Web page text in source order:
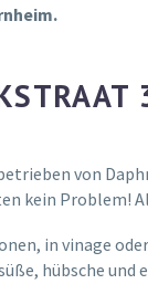
von
kein Problem!
in vinage
hübsche